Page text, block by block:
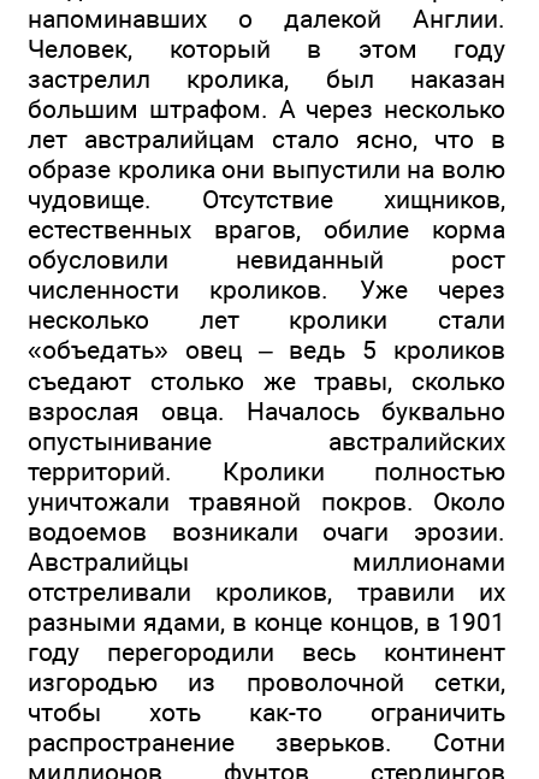
напоминавших о далекой Англии.
Человек, который в этом году
застрелил кролика, был наказан
большим штрафом. А через несколько
лет австралийцам стало ясно, что в
образе кролика они выпустили на волю
чудовище. Отсутствие хищников,
естественных врагов, обилие корма
обусловили невиданный рост
численности кроликов. Уже через
несколько лет кролики стали
«объедать» овец – ведь 5 кроликов
съедают столько же травы, сколько
взрослая овца. Началось буквально
опустынивание австралийских
территорий. Кролики полностью
уничтожали травяной покров. Около
водоемов возникали очаги эрозии.
Австралийцы миллионами
отстреливали кроликов, травили их
разными ядами, в конце концов, в 1901
году перегородили весь континент
изгородью из проволочной сетки,
чтобы хоть как-то ограничить
распространение зверьков. Сотни
миллионов фунтов стерлингов